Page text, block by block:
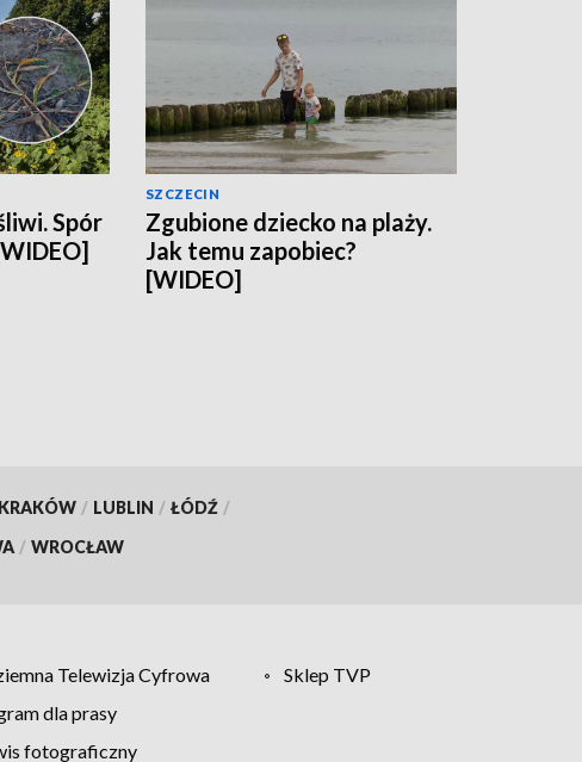
Spór
SZCZECIN
Zgubione dziecko na plaży.
Jak temu zapobiec?
[WIDEO]
KRAKÓW / LUBLIN / ŁÓDŹ /
/ WROCŁAW
Telewizja Cyfrowa
Sklep TVP
dla prasy
fotograficzny